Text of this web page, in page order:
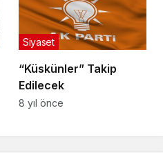
“Küskünler” Takip
Edilecek
Siyaset
8 yıl önce